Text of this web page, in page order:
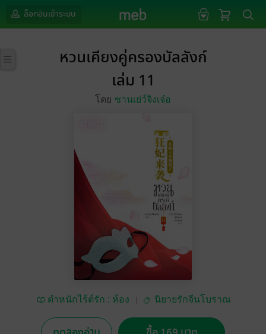
ล็อกอินเข้าระบบ
หวนเคียงคู่ครองบัลลังก์
เล่ม 11
โดย ซานเย่ว์จิงเจ๋อ
ตำหนักไร้ต์รัก : ห้อง
นิยายรักจีนโบราณ